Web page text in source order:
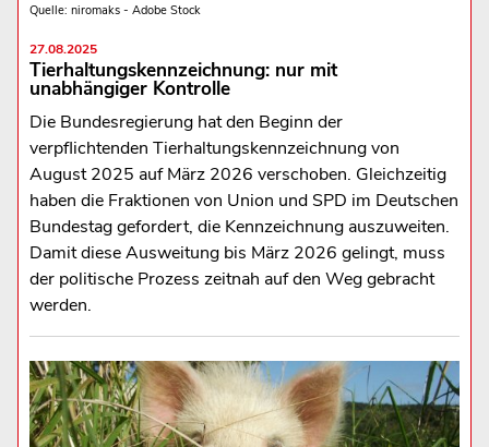
Quelle: niromaks - Adobe Stock
27.08.2025
Tierhaltungskennzeichnung: nur mit
unabhängiger Kontrolle
Die Bundesregierung hat den Beginn der
verpflichtenden Tierhaltungskennzeichnung von
August 2025 auf März 2026 verschoben. Gleichzeitig
haben die Fraktionen von Union und SPD im Deutschen
Bundestag gefordert, die Kennzeichnung auszuweiten.
Damit diese Ausweitung bis März 2026 gelingt, muss
der politische Prozess zeitnah auf den Weg gebracht
werden.